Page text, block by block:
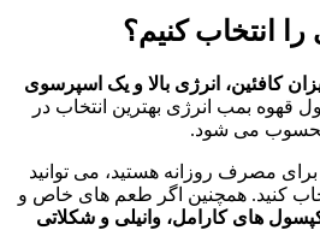
انتخاب کنیم؟
کافئین، انرژی بالا و یک اسپرسوی
قهوه بمب انرژی بهترین انتخاب در
می شود.
مصرف روزانه هستید، می توانید
کنید. همچنین اگر طعم های خاص و
های کارامل، وانیلی و شکلاتی